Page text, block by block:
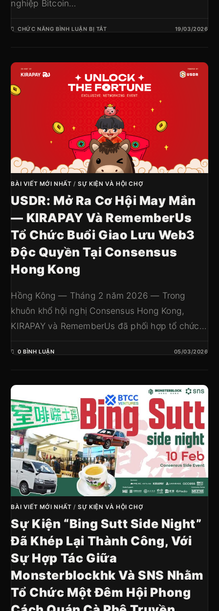
nghiệp Bitcoin…
CHỨC NĂNG BÌNH LUẬN BỊ TẮT 19/03/2026
BÀI VIẾT MỚI NHẤT /SỰ KIỆN VÀ HỘI CHỢ
USDR: Mở Ra Cơ Hội May Mắn
— KIRAPAY Và RememberUs
Tổ Chức Buổi Giao Lưu Web3
Độc Quyền Tại Consensus
Hong Kong
Hồng Kông — Tháng 2 năm 2026 — Trong
khuôn khổ hội nghị Consensus Hong Kong,
KIRAPAY và RememberUs đã phối hợp tổ chức…
0 BÌNH LUẬN 05/03/2026
BÀI VIẾT MỚI NHẤT /SỰ KIỆN VÀ HỘI CHỢ
Sự Kiện “Bing Sutt Side Night”
Đã Khép Lại Thành Công, Với
Sự Hợp Tác Giữa
Monsterblockhk Và SNS Nhằm
Tổ Chức Một Đêm Hội Phong